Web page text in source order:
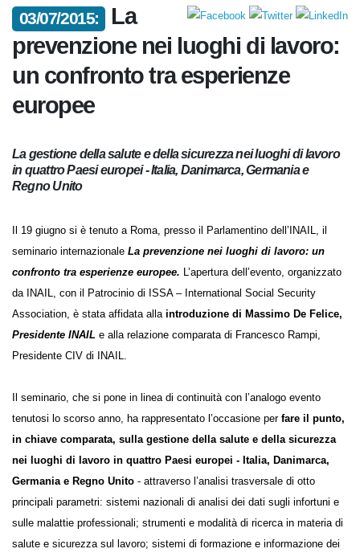
03/07/2015:
La
prevenzione nei luoghi di
lavoro: un confronto tra
esperienze europee
La gestione della salute e della sicurezza nei luoghi di
lavoro in quattro Paesi europei - Italia, Danimarca,
Germania e Regno Unito
Il 19 giugno si è tenuto a Roma, presso il Parlamentino dell’INAIL, il
seminario internazionaleLa prevenzione nei luoghi di lavoro: un
confronto tra esperienze europee.L’apertura dell’evento,
organizzato da INAIL, con il Patrocinio di ISSA – International Social
Security Association, è stata affidata allaintroduzione di Massimo
De Felice, Presidente INAILe alla relazione comparata di Francesco
Rampi, Presidente CIV di INAIL.
Il seminario, che si pone in linea di continuità con l’analogo evento
tenutosi lo scorso anno, ha rappresentato l’occasione perfare il
punto, in chiave comparata, sulla gestione della salute e della
sicurezza nei luoghi di lavoro in quattro Paesi europei - Italia,
Danimarca, Germania e Regno Unito- attraverso l’analisi
trasversale di otto principali parametri: sistemi nazionali di analisi dei
dati sugli infortuni e sulle malattie professionali; strumenti e modalità
di ricerca in materia di salute e sicurezza sul lavoro; sistemi di